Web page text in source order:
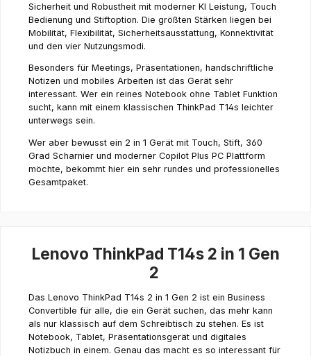
Sicherheit und Robustheit mit moderner KI Leistung, Touch
Bedienung und Stiftoption. Die größten Stärken liegen bei
Mobilität, Flexibilität, Sicherheitsausstattung, Konnektivität
und den vier Nutzungsmodi.
Besonders für Meetings, Präsentationen, handschriftliche
Notizen und mobiles Arbeiten ist das Gerät sehr
interessant. Wer ein reines Notebook ohne Tablet Funktion
sucht, kann mit einem klassischen ThinkPad T14s leichter
unterwegs sein.
Wer aber bewusst ein 2 in 1 Gerät mit Touch, Stift, 360
Grad Scharnier und moderner Copilot Plus PC Plattform
möchte, bekommt hier ein sehr rundes und professionelles
Gesamtpaket.
Lenovo ThinkPad T14s 2 in 1 Gen
2
Das Lenovo ThinkPad T14s 2 in 1 Gen 2 ist ein Business
Convertible für alle, die ein Gerät suchen, das mehr kann
als nur klassisch auf dem Schreibtisch zu stehen. Es ist
Notebook, Tablet, Präsentationsgerät und digitales
Notizbuch in einem. Genau das macht es so interessant für